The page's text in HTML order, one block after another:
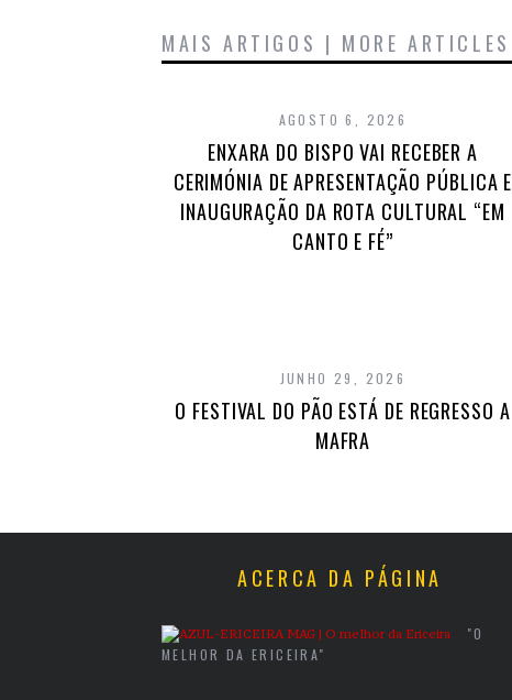
MAIS ARTIGOS | MORE ARTICLES
AGOSTO 6, 2026
ENXARA DO BISPO VAI RECEBER A
CERIMÓNIA DE APRESENTAÇÃO PÚBLICA E
INAUGURAÇÃO DA ROTA CULTURAL “EM
CANTO E FÉ”
JUNHO 29, 2026
O FESTIVAL DO PÃO ESTÁ DE REGRESSO A
MAFRA
ACERCA DA PÁGINA
"O
MELHOR DA ERICEIRA"